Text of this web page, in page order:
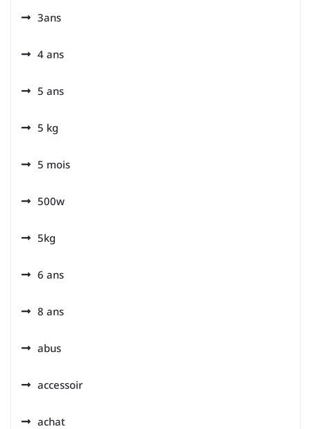
3ans
4 ans
5 ans
5 kg
5 mois
500w
5kg
6 ans
8 ans
abus
accessoir
achat